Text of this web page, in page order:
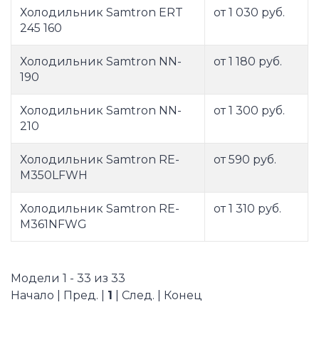
Холодильник Samtron ERT
245 160
от 1 030 руб.
Холодильник Samtron NN-
190
от 1 180 руб.
Холодильник Samtron NN-
210
от 1 300 руб.
Холодильник Samtron RE-
M350LFWH
от 590 руб.
Холодильник Samtron RE-
M361NFWG
от 1 310 руб.
Модели 1 - 33 из 33
Начало | Пред. | 1 | След. | Конец